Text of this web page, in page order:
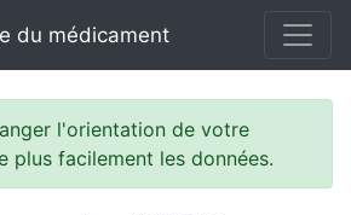
du médicament
l'orientation de votre
plus facilement les données.